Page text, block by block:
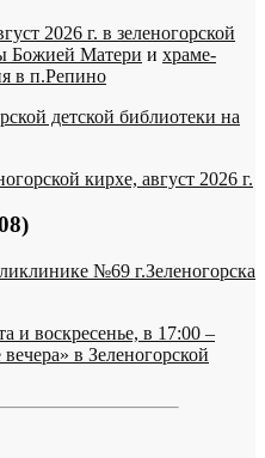
2026 г. в зеленогорской
Божией Матери и храме-
в п.Репино
детской библиотеки на
кирхе, август 2026 г.
№69 г.Зеленогорска
и воскресенье, в 17:00 –
в Зеленогорской